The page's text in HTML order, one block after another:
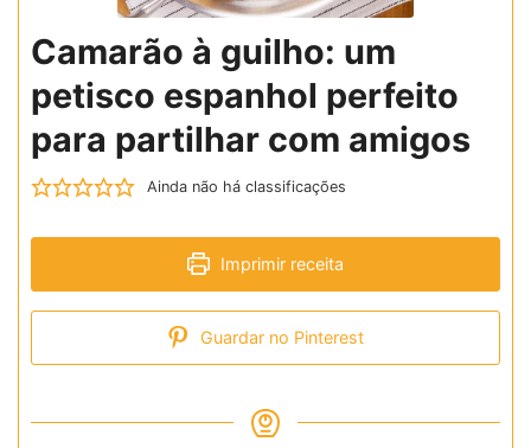
Camarão à guilho: um
petisco espanhol perfeito
para partilhar com amigos
Ainda não há classificações
Imprimir receita
Guardar no Pinterest